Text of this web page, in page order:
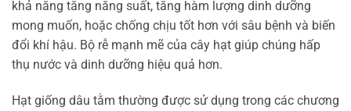
khả năng tăng năng suất, tăng hàm lượng dinh dưỡng
mong muốn, hoặc chống chịu tốt hơn với sâu bệnh và biến
đổi khí hậu. Bộ rễ mạnh mẽ của cây hạt giúp chúng hấp
thụ nước và dinh dưỡng hiệu quả hơn.
Hạt giống dâu tằm thường được sử dụng trong các chương